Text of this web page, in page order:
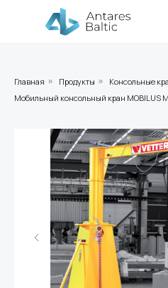
Главная » Продукты » Консольные
Мобильный консольный кран MOBILUS